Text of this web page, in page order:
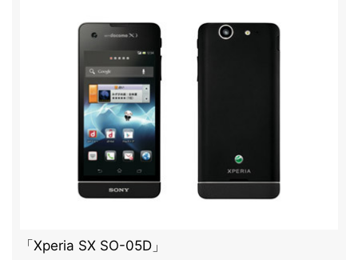
「Xperia SX SO-05D」